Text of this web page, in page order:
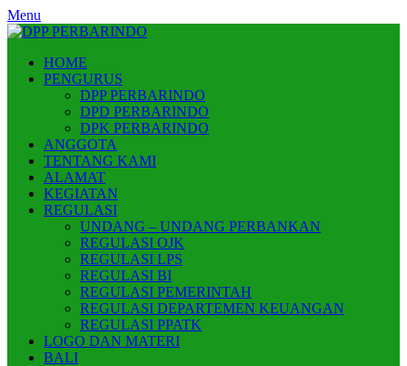
Skip
to
Menu
HOME
PENGURUS
DPP PERBARINDO
DPD PERBARINDO
DPK PERBARINDO
ANGGOTA
TENTANG KAMI
ALAMAT
KEGIATAN
REGULASI
UNDANG – UNDANG PERBANKAN
REGULASI OJK
REGULASI LPS
REGULASI BI
REGULASI PEMERINTAH
REGULASI DEPARTEMEN KEUANGAN
REGULASI PPATK
LOGO DAN MATERI
BALI